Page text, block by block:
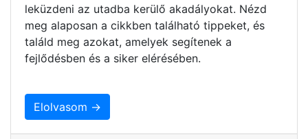
leküzdeni az utadba kerülő akadályokat. Nézd
meg alaposan a cikkben található tippeket, és
találd meg azokat, amelyek segítenek a
fejlődésben és a siker elérésében.
Elolvasom →